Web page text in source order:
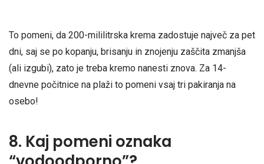
To pomeni, da 200-mililitrska krema zadostuje največ za pet
dni, saj se po kopanju, brisanju in znojenju zaščita zmanjša
(ali izgubi), zato je treba kremo nanesti znova. Za 14-
dnevne počitnice na plaži to pomeni vsaj tri pakiranja na
osebo!
8. Kaj pomeni oznaka